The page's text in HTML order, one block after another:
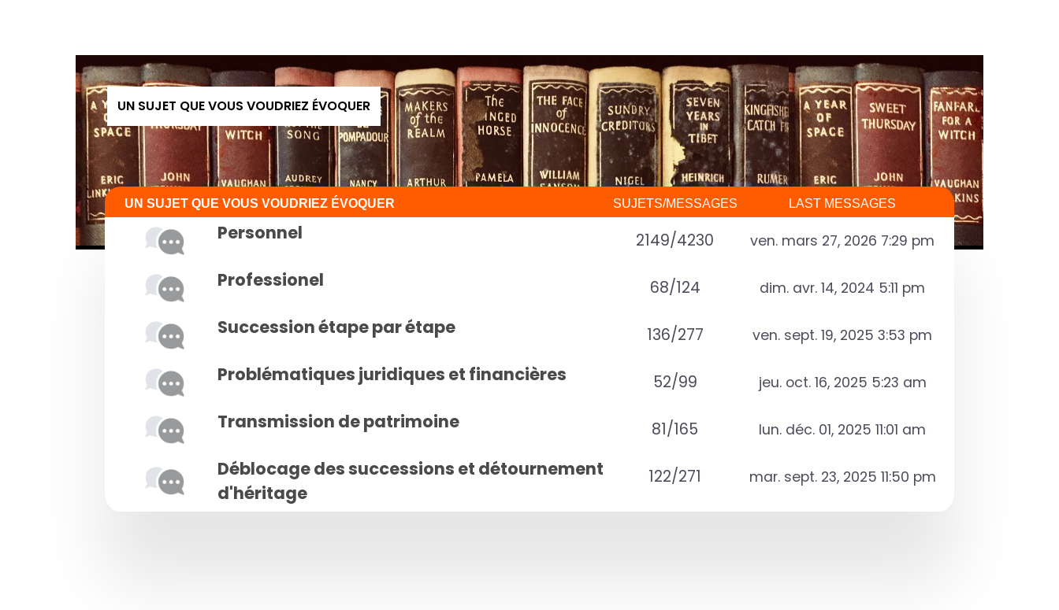
c
h
e
r
UN SUJET QUE VOUS VOUDRIEZ ÉVOQUER
UN SUJET QUE VOUS VOUDRIEZ ÉVOQUER SUJETS/MESSAGES LAST MESSAGES
Personnel 2149/4230 ven. mars 27, 2026 7:29 pm
Professionel 68/124 dim. avr. 14, 2024 5:11 pm
Succession étape par étape 136/277 ven. sept. 19, 2025 3:53 pm
Problématiques juridiques et financières 52/99 jeu. oct. 16, 2025 5:23 am
Transmission de patrimoine 81/165 lun. déc. 01, 2025 11:01 am
Déblocage des successions et détournement
d'héritage
122/271 mar. sept. 23, 2025 11:50 pm